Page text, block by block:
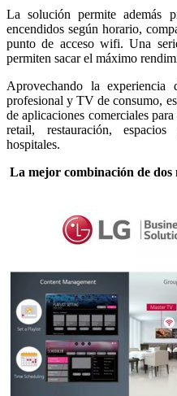
La solución permite además
encendidos según horario,
punto de acceso wifi. Una
permiten sacar el máximo
Aprovechando la
profesional y TV de consumo,
de aplicaciones comerciales
retail, restauración,
hospitales.
La mejor combinación de dos